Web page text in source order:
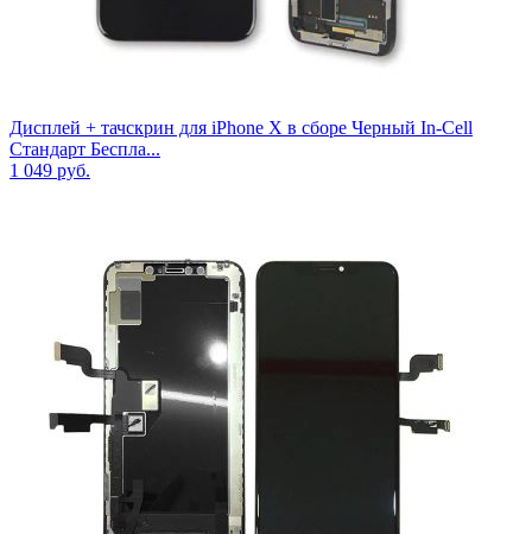
Дисплей + тачскрин для iPhone X в сборе Черный In-Cell
Стандарт Беспла...
1 049 руб.